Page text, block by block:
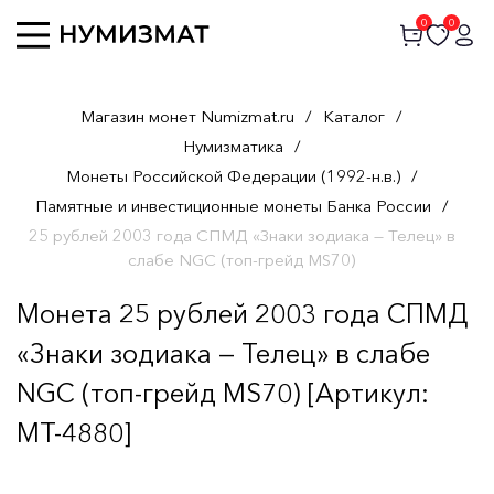
0 0
Магазин монет Numizmat.ru / Каталог /
Нумизматика /
Монеты Российской Федерации (1992-н.в.) /
Памятные и инвестиционные монеты Банка России /
25 рублей 2003 года СПМД «Знаки зодиака — Телец» в
слабе NGC (топ-грейд MS70)
Монета 25 рублей 2003 года СПМД
«Знаки зодиака — Телец» в слабе
NGC (топ-грейд MS70) [Артикул:
MT-4880]